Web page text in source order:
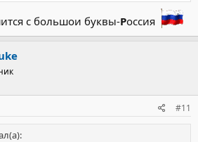
с большои буквы-Россия
#11